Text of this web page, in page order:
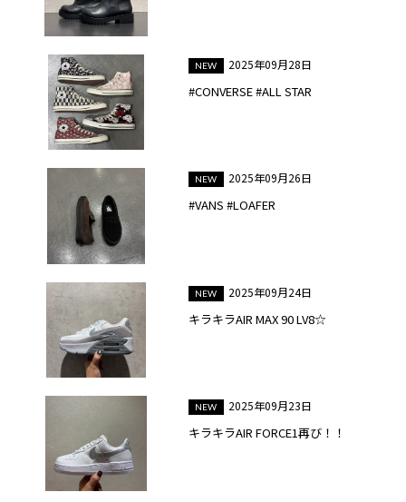
2025年09月28日
#CONVERSE #ALL STAR
2025年09月26日
#VANS #LOAFER
2025年09月24日
キラキラAIR MAX 90 LV8☆
2025年09月23日
キラキラAIR FORCE1再び！！